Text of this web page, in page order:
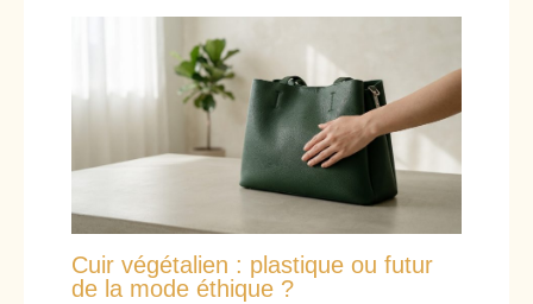
Cuir végétalien : plastique ou futur
de la mode éthique ?